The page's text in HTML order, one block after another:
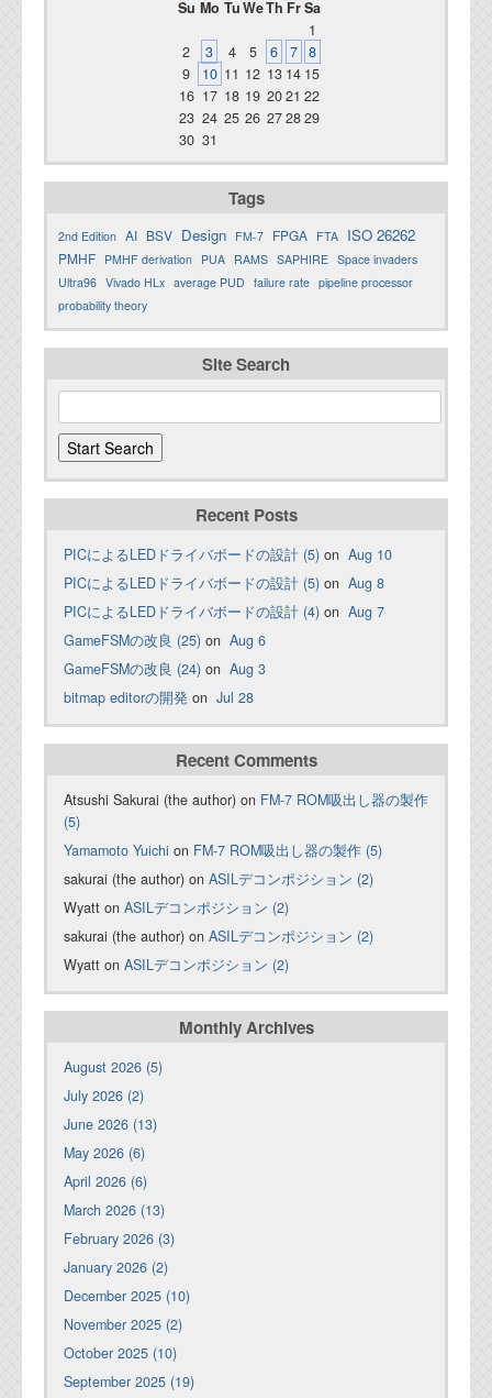
Su Mo TuWeTh FrSa
1
2
3 4 5 6 7 8
9
10 11 12 13 14 15
16 17 18 19 2021 22
23 24 25 26 272829
30 31
Tags
2nd Edition AI BSV Design FM-7 FPGA FTA ISO 26262
PMHF PMHF derivation PUA RAMS SAPHIRE Space invaders
Ultra96 Vivado HLx average PUD failure rate pipeline processor
probability theory
Site Search
Recent Posts
PICによるLEDドライバボードの設計 (5) on Aug 10
PICによるLEDドライバボードの設計 (5) on Aug 8
PICによるLEDドライバボードの設計 (4) on Aug 7
GameFSMの改良 (25) on Aug 6
GameFSMの改良 (24) on Aug 3
bitmap editorの開発 on Jul 28
Recent Comments
Atsushi Sakurai (the author) on FM-7 ROM吸出し器の製作
(5)
Yamamoto Yuichi on FM-7 ROM吸出し器の製作 (5)
sakurai (the author) on ASILデコンポジション (2)
Wyatt on ASILデコンポジション (2)
sakurai (the author) on ASILデコンポジション (2)
Wyatt on ASILデコンポジション (2)
Monthly Archives
August 2026 (5)
July 2026 (2)
June 2026 (13)
May 2026 (6)
April 2026 (6)
March 2026 (13)
February 2026 (3)
January 2026 (2)
December 2025 (10)
November 2025 (2)
October 2025 (10)
September 2025 (19)